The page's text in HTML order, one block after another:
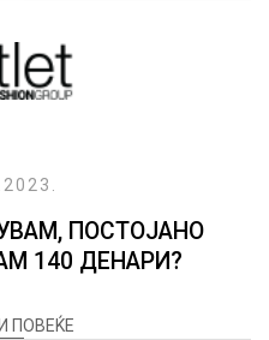
ПОСТОЈАНО
140 ДЕНАРИ?
ПОВЕЌЕ